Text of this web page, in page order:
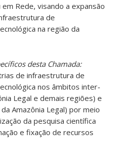
Rede, visando a expansão
de
na região da
desta Chamada:
de infraestrutura de
nos âmbitos inter-
Legal e demais regiões) e
Amazônia Legal) por meio
da pesquisa científica
e fixação de recursos